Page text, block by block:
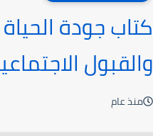
كتاب جودة الحياة
والقبول
منذ عام